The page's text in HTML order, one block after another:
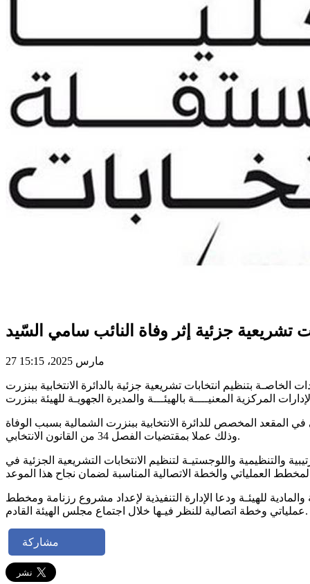
تشريعية جزئية إثر وفاة النائب سامي السّيد
27 مارس 2025، 15:15
الخميس 27 مارس 2025 على جلسة عمل للنظر في الاستعدادات الخاصـة بتنظيم انتخابات تشريعية جزئية بالدائرة الانتخابية ببنزرت
المخصص للدائرة الانتخابية ببنزرت الشمالية بسبب الوفاة
وذلك عملا بمقتضيات الفصل 34 من القانون الانتخابي.
والتنظيمية واللوجستيـة لتنظيم الانتخابات التشريعية الجزئية في
للهيئـة ودعا الإدارة التنفيذية لإعداد مشروع رزنامة ومخطط
عملياتي وخطة اتصالية للنظر فيـها خلال اجتماع مجلس الهيئة القادم.
مشاركة